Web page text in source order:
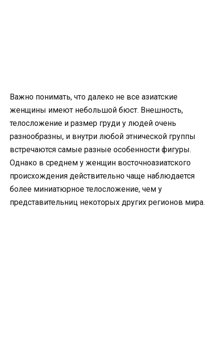
Важно понимать, что далеко не все азиатские
женщины имеют небольшой бюст. Внешность,
телосложение и размер груди у людей очень
разнообразны, и внутри любой этнической группы
встречаются самые разные особенности фигуры.
Однако в среднем у женщин восточноазиатского
происхождения действительно чаще наблюдается
более миниатюрное телосложение, чем у
представительниц некоторых других регионов мира.